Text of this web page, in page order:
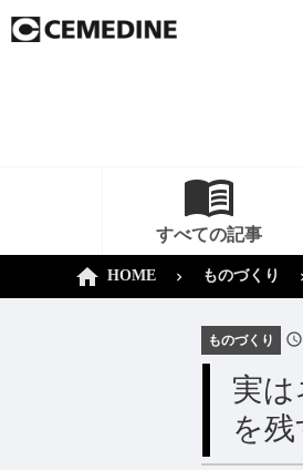
すべての記事
HOME ものづくり
ものづくり
実
を